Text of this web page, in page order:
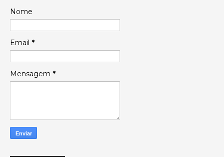
Nome
Email *
Mensagem *